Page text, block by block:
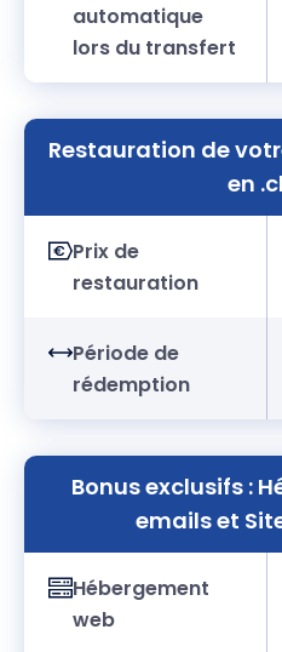
automatique
lors du transfert
Restauration de
en
Prix de
restauration
Période de
rédemption
Bonus exclusifs :
emails et
Hébergement
web